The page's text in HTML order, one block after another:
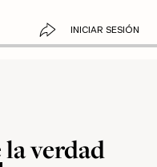
INICIAR SESIÓN
verdad